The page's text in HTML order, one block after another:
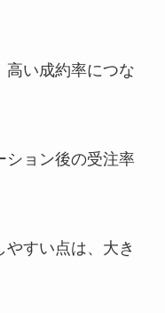
高い成約率につな
ション後の受注率
すい点は、大き